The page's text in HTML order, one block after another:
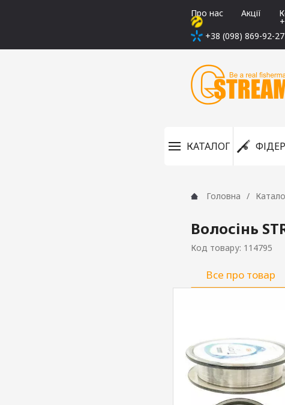
Про нас Акції
+38 (098) 869-92-27
КАТАЛОГ ФІДЕР
Головна
Волосінь
Код товару: 114795
Все про товар